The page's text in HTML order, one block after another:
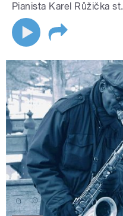
Pianista Karel Růžička st.